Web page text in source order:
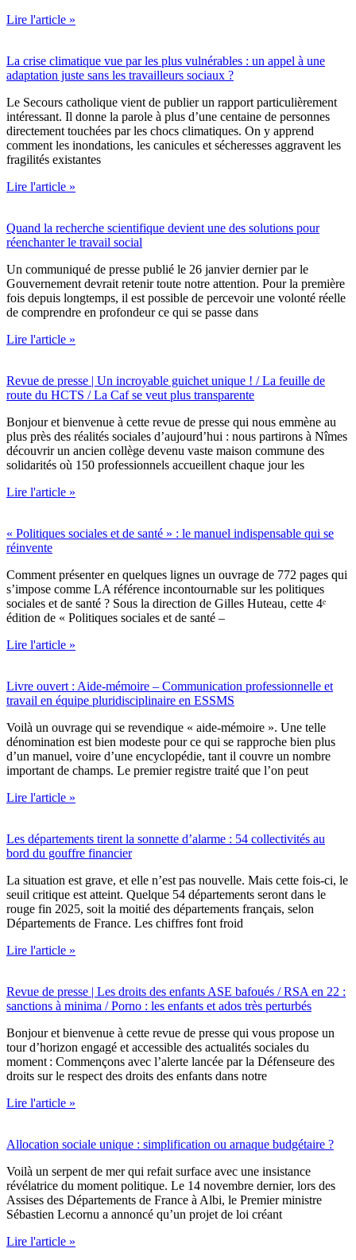
Lire l'article »
La crise climatique vue par les plus vulnérables : un appel à une
adaptation juste sans les travailleurs sociaux ?
Le Secours catholique vient de publier un rapport particulièrement
intéressant. Il donne la parole à plus d’une centaine de personnes
directement touchées par les chocs climatiques. On y apprend
comment les inondations, les canicules et sécheresses aggravent les
fragilités existantes
Lire l'article »
Quand la recherche scientifique devient une des solutions pour
réenchanter le travail social
Un communiqué de presse publié le 26 janvier dernier par le
Gouvernement devrait retenir toute notre attention. Pour la première
fois depuis longtemps, il est possible de percevoir une volonté réelle
de comprendre en profondeur ce qui se passe dans
Lire l'article »
Revue de presse | Un incroyable guichet unique ! / La feuille de
route du HCTS / La Caf se veut plus transparente
Bonjour et bienvenue à cette revue de presse qui nous emmène au
plus près des réalités sociales d’aujourd’hui : nous partirons à Nîmes
découvrir un ancien collège devenu vaste maison commune des
solidarités où 150 professionnels accueillent chaque jour les
Lire l'article »
« Politiques sociales et de santé » : le manuel indispensable qui se
réinvente
Comment présenter en quelques lignes un ouvrage de 772 pages qui
s’impose comme LA référence incontournable sur les politiques
sociales et de santé ? Sous la direction de Gilles Huteau, cette 4ᵉ
édition de « Politiques sociales et de santé –
Lire l'article »
Livre ouvert : Aide-mémoire – Communication professionnelle et
travail en équipe pluridisciplinaire en ESSMS
Voilà un ouvrage qui se revendique « aide-mémoire ». Une telle
dénomination est bien modeste pour ce qui se rapproche bien plus
d’un manuel, voire d’une encyclopédie, tant il couvre un nombre
important de champs. Le premier registre traité que l’on peut
Lire l'article »
Les départements tirent la sonnette d’alarme : 54 collectivités au
bord du gouffre financier
La situation est grave, et elle n’est pas nouvelle. Mais cette fois-ci, le
seuil critique est atteint. Quelque 54 départements seront dans le
rouge fin 2025, soit la moitié des départements français, selon
Départements de France. Les chiffres font froid
Lire l'article »
Revue de presse | Les droits des enfants ASE bafoués / RSA en 22 :
sanctions à minima / Porno : les enfants et ados très perturbés
Bonjour et bienvenue à cette revue de presse qui vous propose un
tour d’horizon engagé et accessible des actualités sociales du
moment : Commençons avec l’alerte lancée par la Défenseure des
droits sur le respect des droits des enfants dans notre
Lire l'article »
Allocation sociale unique : simplification ou arnaque budgétaire ?
Voilà un serpent de mer qui refait surface avec une insistance
révélatrice du moment politique. Le 14 novembre dernier, lors des
Assises des Départements de France à Albi, le Premier ministre
Sébastien Lecornu a annoncé qu’un projet de loi créant
Lire l'article »